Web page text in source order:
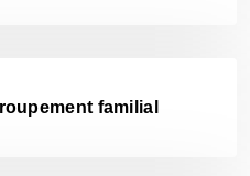
familial